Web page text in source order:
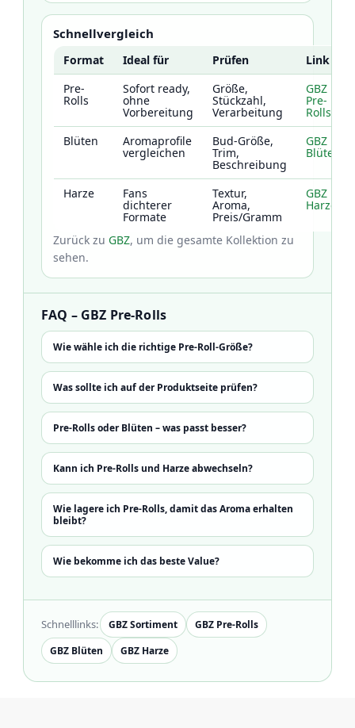
Schnellvergleich
Format Ideal für Prüfen
Link
Pre-
Rolls
Sofort ready,
ohne
Vorbereitung
Größe,
Stückzahl,
Verarbeitung
GBZ
Pre-
Rolls
Blüten
Aromaprofile
vergleichen
Bud-Größe,
Trim,
Beschreibung
GBZ
Blüten
Harze Fans
dichterer
Formate
Textur,
Aroma,
Preis/Gramm
GBZ
Harze
Zurück zu GBZ, um die gesamte Kollektion zu
sehen.
FAQ – GBZ Pre-Rolls
Wie wähle ich die richtige Pre-Roll-Größe?
Was sollte ich auf der Produktseite prüfen?
Pre-Rolls oder Blüten – was passt besser?
Kann ich Pre-Rolls und Harze abwechseln?
Wie lagere ich Pre-Rolls, damit das Aroma erhalten
bleibt?
Wie bekomme ich das beste Value?
Schnelllinks: GBZ Sortiment
GBZ Pre-Rolls
GBZ Blüten
GBZ Harze